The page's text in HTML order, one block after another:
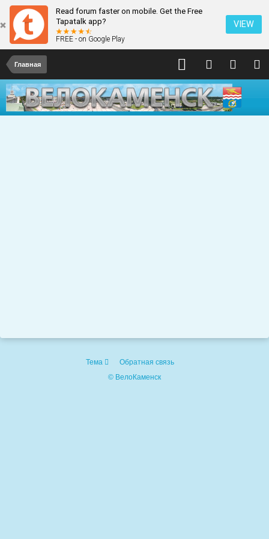
Read forum faster on mobile. Get the Free
Tapatalk app?
FREE - on Google Play
VIEW
Главная
Тема
Обратная связь
© ВелоКаменск